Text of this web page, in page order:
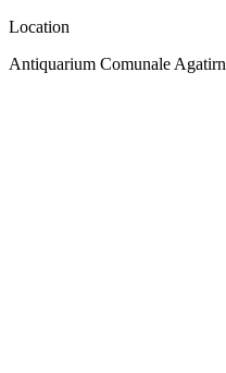
Location
Antiquarium Comunale